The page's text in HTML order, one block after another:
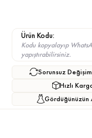
Ürün Kodu:
Kodu kopyalayıp
yapıştırabilirsiniz.
Sorunsuz
Hızlı
Gördüğünüzün